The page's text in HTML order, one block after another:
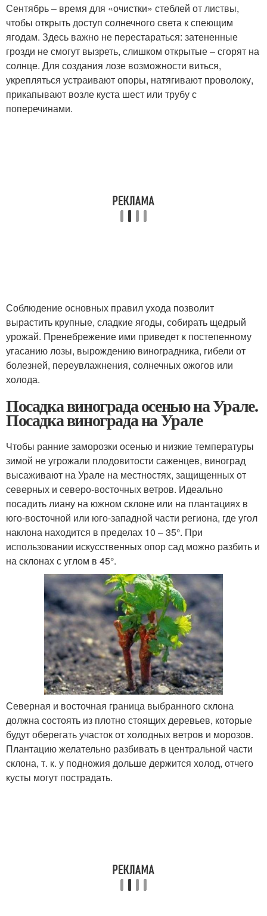
Сентябрь – время для «очистки» стеблей от листвы,
чтобы открыть доступ солнечного света к спеющим
ягодам. Здесь важно не перестараться: затененные
грозди не смогут вызреть, слишком открытые – сгорят на
солнце. Для создания лозе возможности виться,
укрепляться устраивают опоры, натягивают проволоку,
прикапывают возле куста шест или трубу с
поперечинами.
Соблюдение основных правил ухода позволит
вырастить крупные, сладкие ягоды, собирать щедрый
урожай. Пренебрежение ими приведет к постепенному
угасанию лозы, вырождению виноградника, гибели от
болезней, переувлажнения, солнечных ожогов или
холода.
Посадка винограда осенью на Урале.
Посадка винограда на Урале
Чтобы ранние заморозки осенью и низкие температуры
зимой не угрожали плодовитости саженцев, виноград
высаживают на Урале на местностях, защищенных от
северных и северо-восточных ветров. Идеально
посадить лиану на южном склоне или на плантациях в
юго-восточной или юго-западной части региона, где угол
наклона находится в пределах 10 – 35°. При
использовании искусственных опор сад можно разбить и
на склонах с углом в 45°.
Северная и восточная граница выбранного склона
должна состоять из плотно стоящих деревьев, которые
будут оберегать участок от холодных ветров и морозов.
Плантацию желательно разбивать в центральной части
склона, т. к. у подножия дольше держится холод, отчего
кусты могут пострадать.